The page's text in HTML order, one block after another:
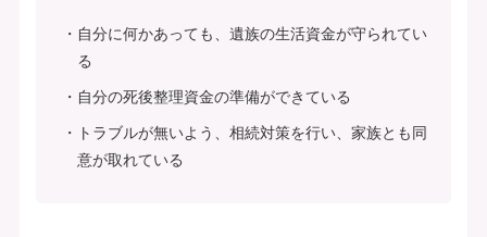
自分に何かあっても、遺族の生活資金が守られてい
る
自分の死後整理資金の準備ができている
トラブルが無いよう、相続対策を行い、家族とも同
意が取れている